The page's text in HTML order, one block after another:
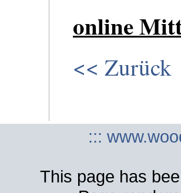
online
<< Zurück
:::
This page has